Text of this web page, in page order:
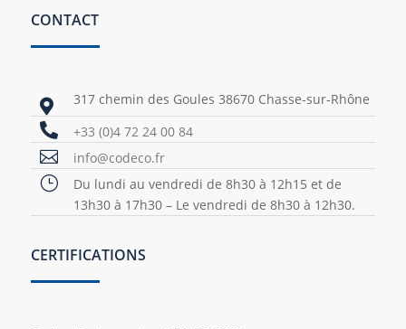
CONTACT
 317 chemin des Goules 38670 Chasse-sur-Rhône
 +33 (0)4 72 24 00 84
 info@codeco.fr
}
Du lundi au vendredi de 8h30 à 12h15 et de
13h30 à 17h30 – Le vendredi de 8h30 à 12h30.
CERTIFICATIONS